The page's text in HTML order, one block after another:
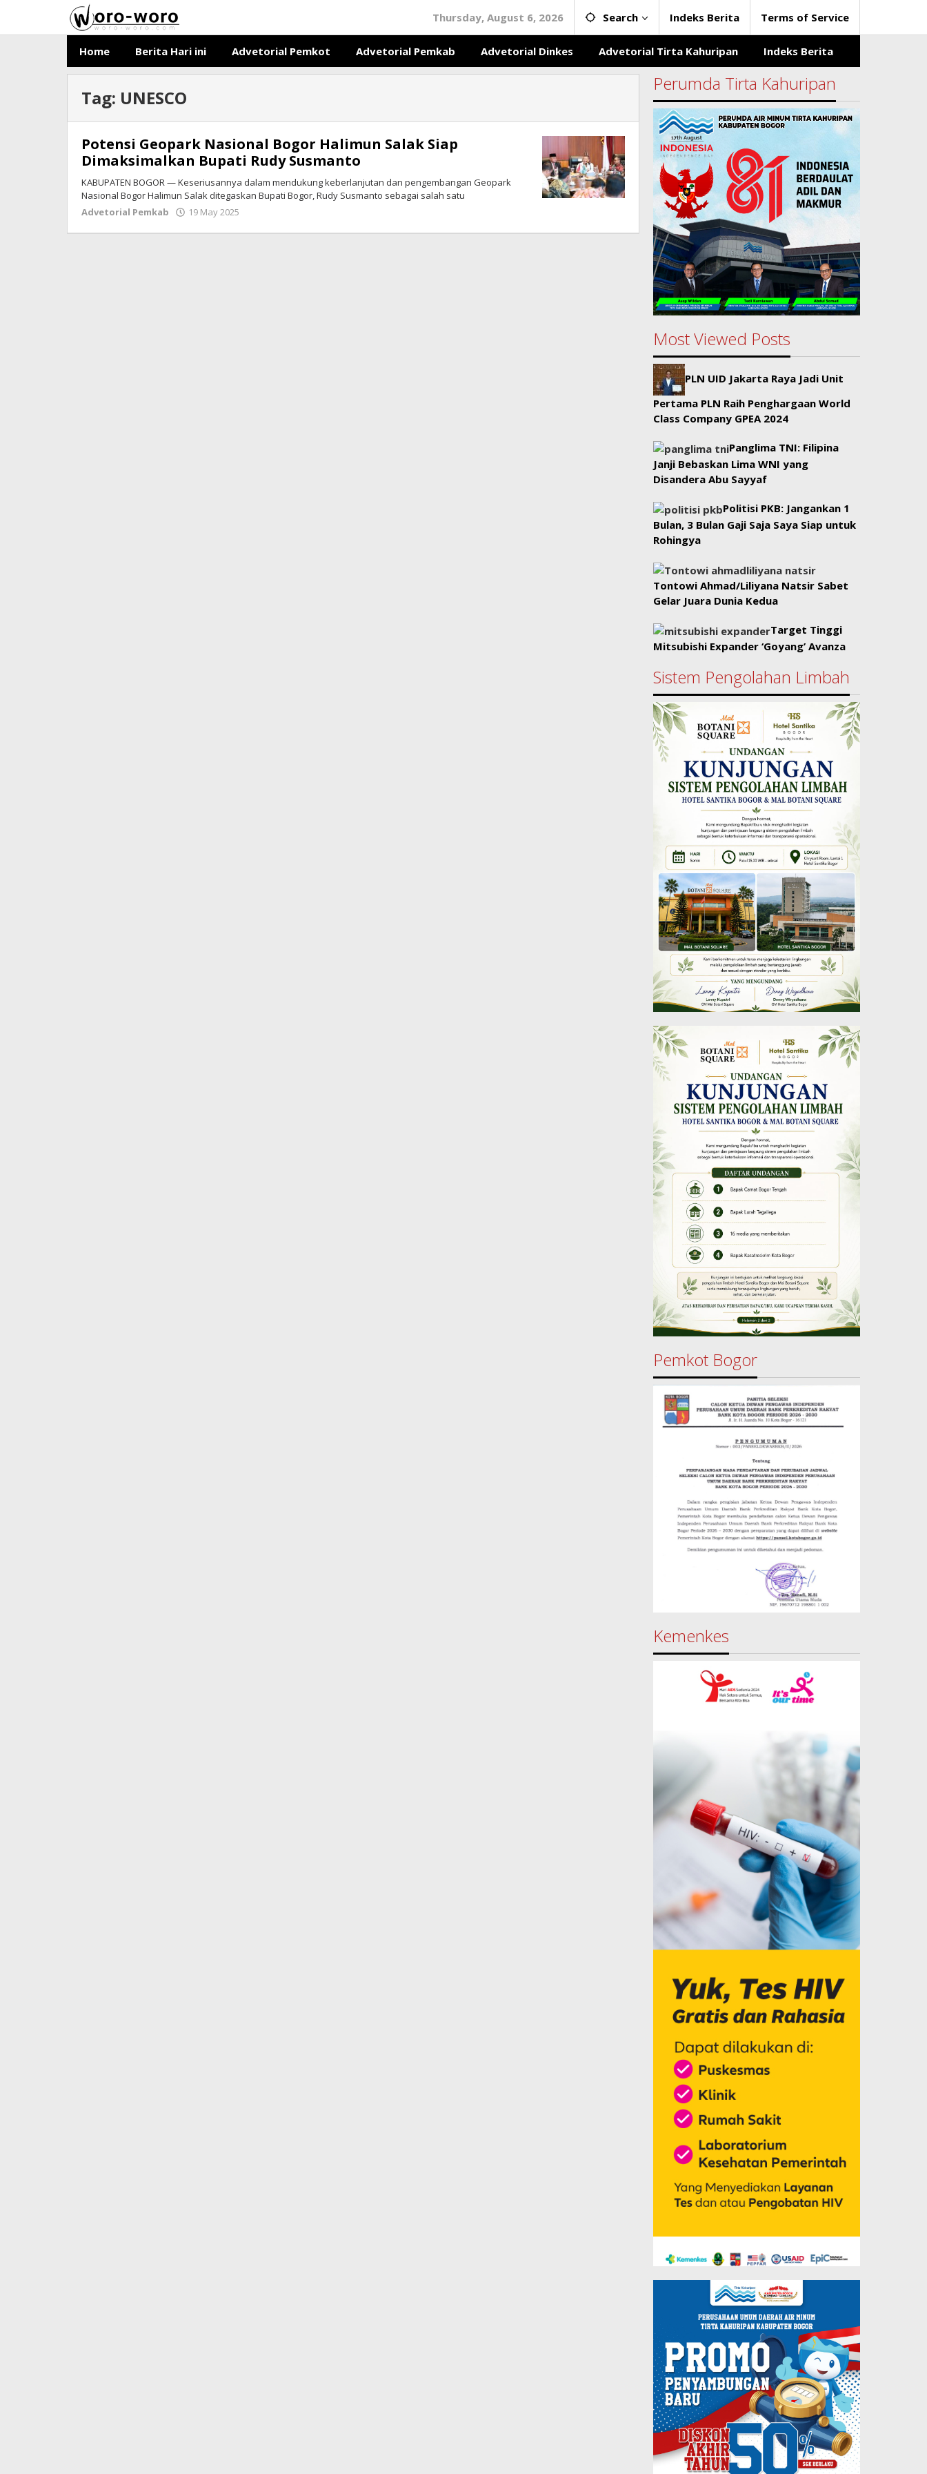
content
Thursday, August 6, 2026 Search Indeks Berita Terms of Service
Home Berita Hari ini Advetorial Pemkot Advetorial Pemkab Advetorial Dinkes Advetorial Tirta Kahuripan Indeks Berita
Tag: UNESCO
Potensi Geopark Nasional Bogor Halimun Salak Siap
Dimaksimalkan Bupati Rudy Susmanto
KABUPATEN BOGOR — Keseriusannya dalam mendukung keberlanjutan dan pengembangan Geopark
Nasional Bogor Halimun Salak ditegaskan Bupati Bogor, Rudy Susmanto sebagai salah satu
Advetorial Pemkab
19 May 2025
Perumda Tirta Kahuripan
Most Viewed Posts
PLN UID Jakarta Raya Jadi Unit
Pertama PLN Raih Penghargaan World
Class Company GPEA 2024
Panglima TNI: Filipina
Janji Bebaskan Lima WNI yang
Disandera Abu Sayyaf
Politisi PKB: Jangankan 1
Bulan, 3 Bulan Gaji Saja Saya Siap untuk
Rohingya
Tontowi Ahmad/Liliyana Natsir Sabet
Gelar Juara Dunia Kedua
Target Tinggi
Mitsubishi Expander ‘Goyang’ Avanza
Sistem Pengolahan Limbah
Pemkot Bogor
Kemenkes